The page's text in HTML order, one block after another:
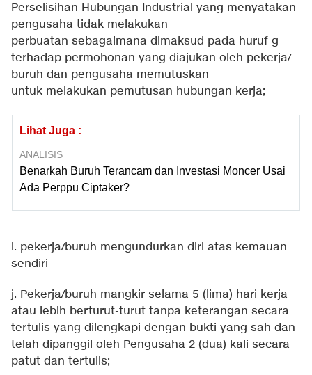
Perselisihan Hubungan Industrial yang menyatakan
pengusaha tidak melakukan
perbuatan sebagaimana dimaksud pada huruf g
terhadap permohonan yang diajukan oleh pekerja/
buruh dan pengusaha memutuskan
untuk melakukan pemutusan hubungan kerja;
Lihat Juga :
ANALISIS
Benarkah Buruh Terancam dan Investasi Moncer Usai
Ada Perppu Ciptaker?
i. pekerja/buruh mengundurkan diri atas kemauan
sendiri
j. Pekerja/buruh mangkir selama 5 (lima) hari kerja
atau lebih berturut-turut tanpa keterangan secara
tertulis yang dilengkapi dengan bukti yang sah dan
telah dipanggil oleh Pengusaha 2 (dua) kali secara
patut dan tertulis;